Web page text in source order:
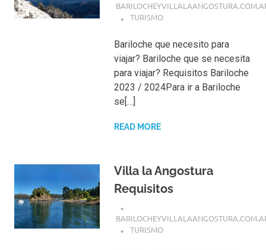
TURISMO
Bariloche que necesito para
viajar? Bariloche que se necesita
para viajar? Requisitos Bariloche
2023 / 2024Para ir a Bariloche
se[…]
READ MORE
Villa la Angostura
Requisitos
TURISMO